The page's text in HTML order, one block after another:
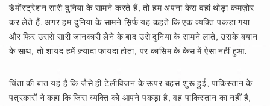
डेमोंस्ट्रेशन सारी दुनिया के सामने करते हैं, तो हम अपना केस वहां थोड़ा कमज़ोर
कर लेते हैं. अगर हम दुनिया के सामने स़िर्फ यह कहते कि एक व्यक्ति पकड़ा गया
और फिर उससे सारी जानकारी लेने के बाद उसे दुनिया के सामने लाते, उसके बयान
के साथ, तो शायद हमें ज़्यादा फायदा होता, पर कासिम के केस में ऐसा नहीं हुआ.
चिंता की बात यह है कि जैसे ही टेलीविजन के ऊपर बहस शुरू हुई, पाकिस्तान के
पत्रकारों ने कहा कि जिस व्यक्ति को आपने पकड़ा है, वह पाकिस्तान का नहीं है,